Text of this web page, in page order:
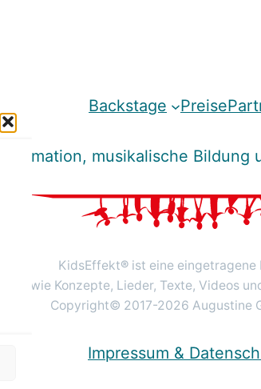
Backstage Preise
musikalische
KidsEffekt®ist eine eingetragene
wie Konzepte, Lieder, Texte, Videos
Copyright© 2017-2026 Augustine
Impressum &